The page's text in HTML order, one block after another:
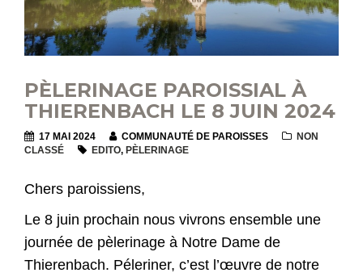
PÈLERINAGE PAROISSIAL À
THIERENBACH LE 8 JUIN 2024
17 MAI 2024 COMMUNAUTÉ DE PAROISSES
NON
CLASSÉ
EDITO, PÈLERINAGE
Chers paroissiens,
Le 8 juin prochain nous vivrons ensemble une
journée de pèlerinage à Notre Dame de
Thierenbach. Péleriner, c’est l’œuvre de notre